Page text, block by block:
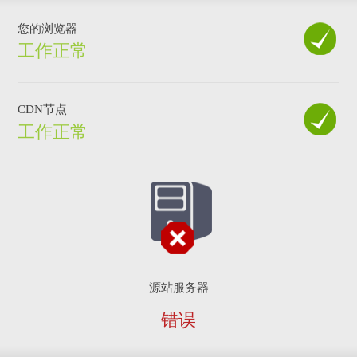
您的浏览器
工作正常
CDN节点
工作正常
源站服务器
错误